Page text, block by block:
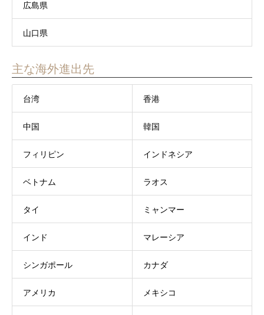
広島県
山口県
主な海外進出先
台湾 香港
中国 韓国
フィリピン インドネシア
ベトナム ラオス
タイ ミャンマー
インド マレーシア
シンガポール カナダ
アメリカ メキシコ